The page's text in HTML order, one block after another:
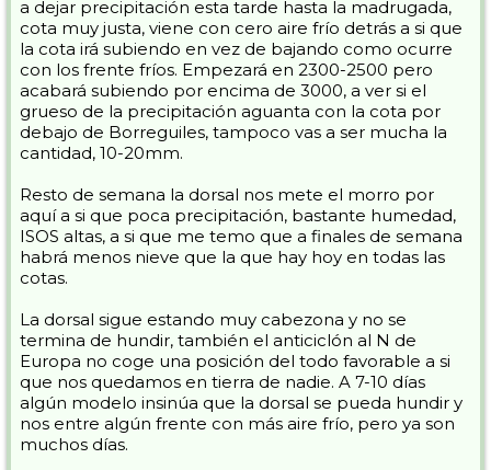
a dejar precipitación esta tarde hasta la madrugada,
cota muy justa, viene con cero aire frío detrás a si que
la cota irá subiendo en vez de bajando como ocurre
con los frente fríos. Empezará en 2300-2500 pero
acabará subiendo por encima de 3000, a ver si el
grueso de la precipitación aguanta con la cota por
debajo de Borreguiles, tampoco vas a ser mucha la
cantidad, 10-20mm.
Resto de semana la dorsal nos mete el morro por
aquí a si que poca precipitación, bastante humedad,
ISOS altas, a si que me temo que a finales de semana
habrá menos nieve que la que hay hoy en todas las
cotas.
La dorsal sigue estando muy cabezona y no se
termina de hundir, también el anticiclón al N de
Europa no coge una posición del todo favorable a si
que nos quedamos en tierra de nadie. A 7-10 días
algún modelo insinúa que la dorsal se pueda hundir y
nos entre algún frente con más aire frío, pero ya son
muchos días.